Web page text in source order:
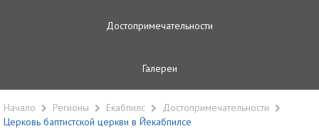
Достопримечательности
Галереи
Начало Регионы Екабпилс
Достопримечательности
Церковь баптистской церкви в Йекабпилсе